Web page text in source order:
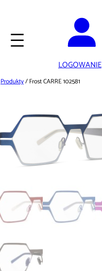
LOGOWANIE
Produkty/ Frost CARRE 102581